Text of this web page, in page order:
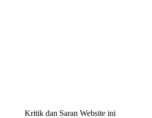
Kritik dan Saran Website ini